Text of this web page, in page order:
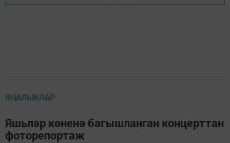
ЯҢАЛЫКЛАР
Яшьләр көненә багышланган концерттан
фоторепортаж